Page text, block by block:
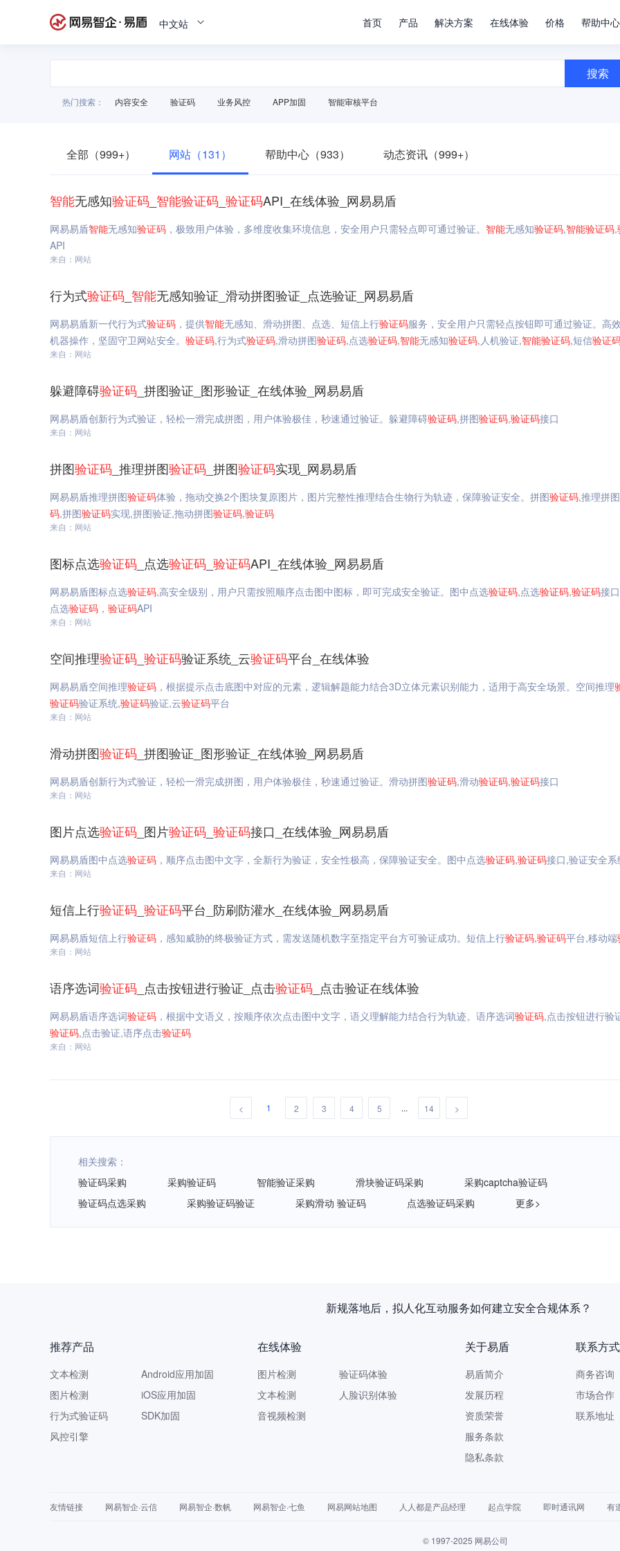
中文站 首页 产品 解决方案 在线体验 价格 帮助中心
搜索
热门搜索： 内容安全 验证码 业务风控 APP加固 智能审核平台
全部（999+） 网站（131） 帮助中心（933） 动态资讯（999+）
智能无感知验证码 智能验证码 验证码API_在线体验_网易易盾
网易易盾智能无感知验证码 ，极致用户体验，多维度收集环境信息，安全用户只需轻点即可通过验证。 智能无感知验证码,智能验证码,
API
来自：网站
行为式验证码 智能无感知验证_滑动拼图验证_点选验证_网易易盾
网易易盾新一代行为式验证码 ，提供智能无感知、滑动拼图、点选、短信上行验证码服务，安全用户只需轻点按钮即可通过验证。高
机器操作，坚固守卫网站安全。 验证码,行为式验证码,滑动拼图验证码,点选验证码,智能无感知验证码,人机验证,智能验证码,短信验证
来自：网站
躲避障碍验证码 _拼图验证_图形验证_在线体验_网易易盾
网易易盾创新行为式验证，轻松一滑完成拼图，用户体验极佳，秒速通过验证。躲避障碍验证码,拼图验证码,验证码接口
来自：网站
拼图验证码 _推理拼图验证码 _拼图验证码实现_网易易盾
网易易盾推理拼图验证码体验，拖动交换2个图块复原图片，图片完整性推理结合生物行为轨迹，保障验证安全。拼图验证码,推理拼图
码,拼图验证码实现,拼图验证,拖动拼图验证码,验证码
来自：网站
图标点选验证码 _点选验证码 验证码API_在线体验_网易易盾
网易易盾图标点选验证码,高安全级别，用户只需按照顺序点击图中图标，即可完成安全验证。图中点选验证码,点选验证码,验证码接
点选验证码 ， 验证码API
来自：网站
空间推理验证码 验证码验证系统_云验证码平台_在线体验
网易易盾空间推理验证码 ，根据提示点击底图中对应的元素，逻辑解题能力结合3D立体元素识别能力，适用于高安全场景。空间推理
验证码验证系统,验证码验证,云验证码平台
来自：网站
滑动拼图验证码 _拼图验证_图形验证_在线体验_网易易盾
网易易盾创新行为式验证，轻松一滑完成拼图，用户体验极佳，秒速通过验证。滑动拼图验证码,滑动验证码,验证码接口
来自：网站
图片点选验证码 _图片验证码 验证码接口_在线体验_网易易盾
网易易盾图中点选验证码 ，顺序点击图中文字，全新行为验证，安全性极高，保障验证安全。图中点选验证码,验证码接口,验证安全系
来自：网站
短信上行验证码 验证码平台_防刷防灌水_在线体验_网易易盾
网易易盾短信上行验证码 ，感知威胁的终极验证方式，需发送随机数字至指定平台方可验证成功。短信上行验证码,验证码平台,移动端
来自：网站
语序选词验证码 _点击按钮进行验证_点击验证码 _点击验证在线体验
网易易盾语序选词验证码 ，根据中文语义，按顺序依次点击图中文字，语义理解能力结合行为轨迹。语序选词验证码,点击按钮进行验
验证码,点击验证,语序点击验证码
来自：网站
< 1 2 3 4 5 ... 14 >
相关搜索：
验证码采购
采购验证码 智能验证采购 滑块验证码采购
采购captcha验证码
验证码点选采购
采购验证码验证 采购滑动 验证码 点选验证码采购 更多>
新规落地后，拟人化互动服务如何建立安全合规体系？
推荐产品
文本检测
图片检测
行为式验证码
风控引擎
Android应用加固
iOS应用加固
SDK加固
在线体验
图片检测
文本检测
音视频检测
验证码体验
人脸识别体验
关于易盾
易盾简介
发展历程
资质荣誉
服务条款
隐私条款
联系方式
商务咨询
市场合作
联系地址
友情链接 网易智企·云信 网易智企·数帆 网易智企·七鱼 网易网站地图 人人都是产品经理 起点学院 即时通讯网 有
© 1997-2025 网易公司